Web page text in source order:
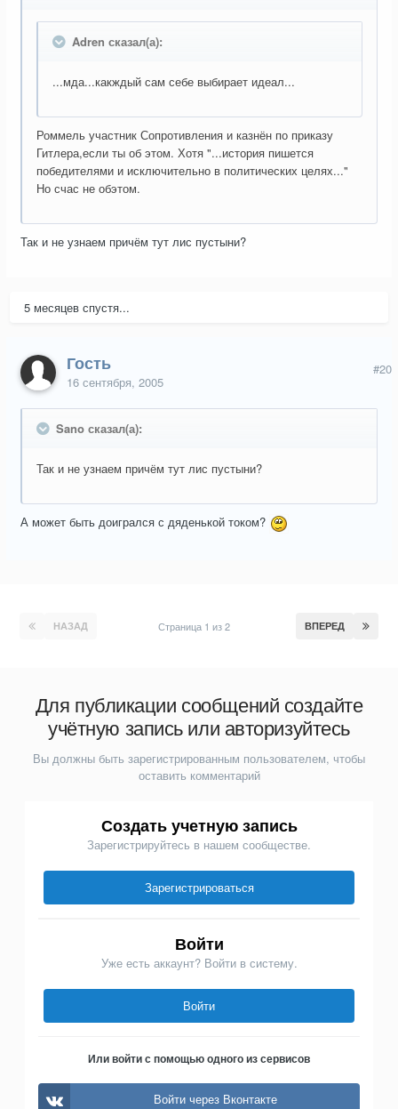
Adren сказал(а):
...мда...какждый сам себе выбирает идеал...
Роммель участник Сопротивления и казнён по приказу
Гитлера,если ты об этом. Хотя "...история пишется
победителями и исключительно в политических целях..."
Но счас не обэтом.
Так и не узнаем причём тут лис пустыни?
5 месяцев спустя...
Гость
16 сентября, 2005
#20
Sano сказал(а):
Так и не узнаем причём тут лис пустыни?
А может быть доигрался с дяденькой током?
НАЗАД ВПЕРЕД
Страница 1 из 2
Для публикации сообщений создайте
учётную запись или авторизуйтесь
Вы должны быть зарегистрированным пользователем, чтобы
оставить комментарий
Создать учетную запись
Зарегистрируйтесь в нашем сообществе.
Зарегистрироваться
Войти
Уже есть аккаунт? Войти в систему.
Войти
Или войти с помощью одного из сервисов
Войти через Вконтакте